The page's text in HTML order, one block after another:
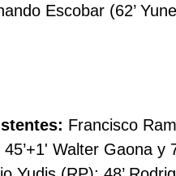
Escobar (62’
Francisco
Walter Gaona y